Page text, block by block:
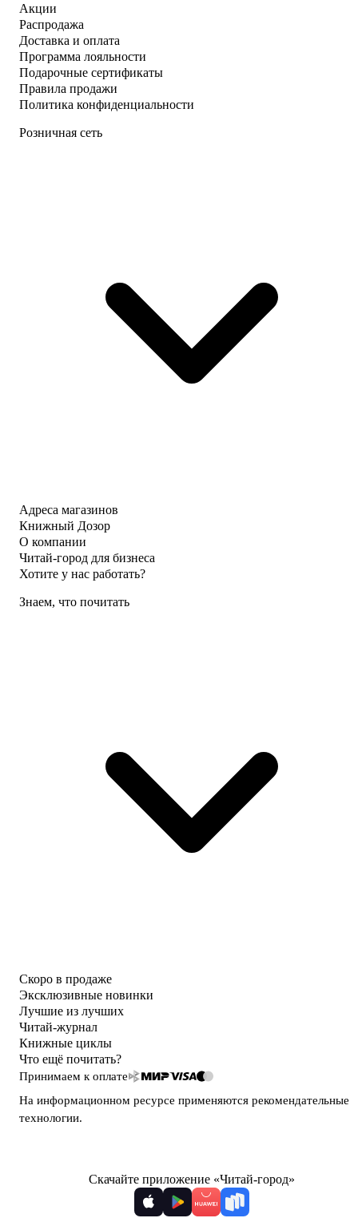
Акции
Распродажа
Доставка и оплата
Программа лояльности
Подарочные сертификаты
Правила продажи
Политика конфиденциальности
Розничная сеть
Адреса магазинов
Книжный Дозор
О компании
Читай-город для бизнеса
Хотите у нас работать?
Знаем, что почитать
Скоро в продаже
Эксклюзивные новинки
Лучшие из лучших
Читай-журнал
Книжные циклы
Что ещё почитать?
Принимаем к оплате
На информационном ресурсе применяются рекомендательные
технологии.
Скачайте приложение «Читай-город»